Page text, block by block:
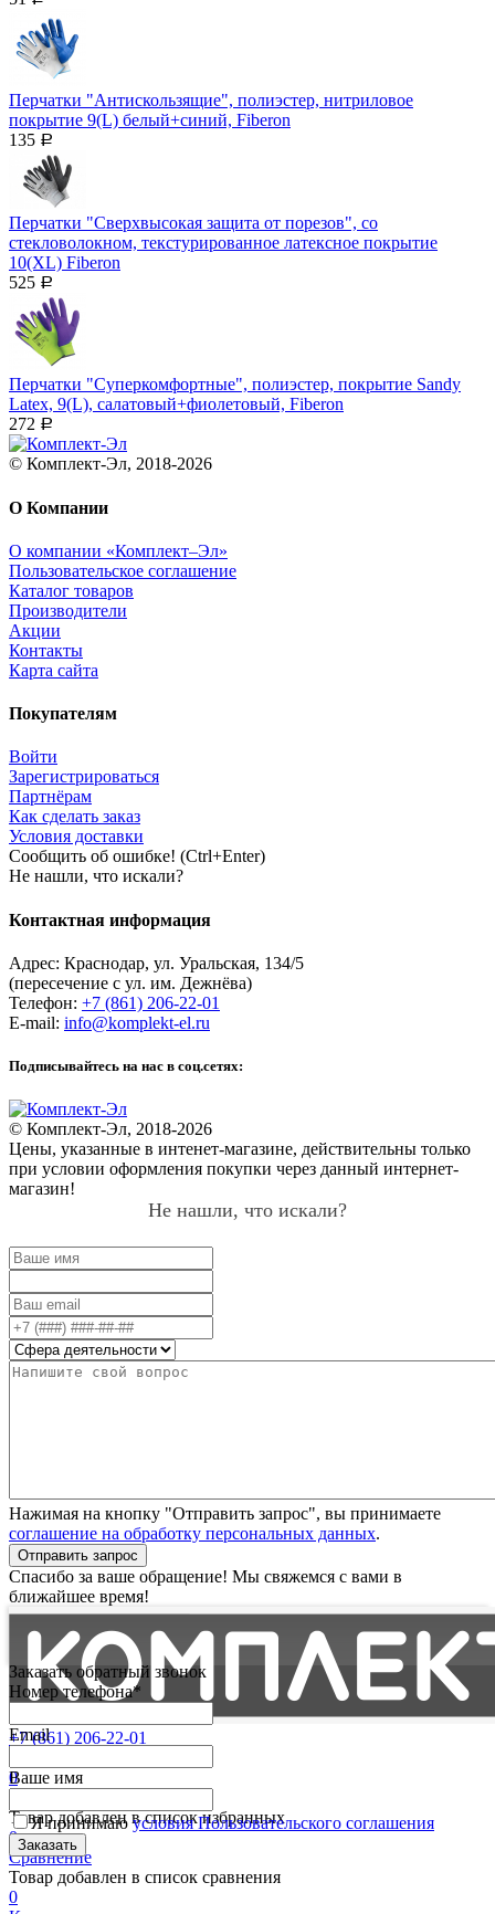
Перчатки "Антискользящие", полиэстер, нитриловое
покрытие 9(L) белый+синий, Fiberon
135 Р
Перчатки "Сверхвысокая защита от порезов", со
стекловолокном, текстурированное латексное покрытие
10(XL) Fiberon
525 Р
Перчатки "Суперкомфортные", полиэстер, покрытие Sandy
Latex, 9(L), салатовый+фиолетовый, Fiberon
272 Р
© Комплект-Эл, 2018-2026
О Компании
О компании «Комплект–Эл»
Пользовательское соглашение
Каталог товаров
Производители
Акции
Контакты
Карта сайта
Покупателям
Войти
Зарегистрироваться
Партнёрам
Как сделать заказ
Условия доставки
Сообщить об ошибке! (Ctrl+Enter)
Не нашли, что искали?
Контактная информация
Адрес: Краснодар, ул. Уральская, 134/5
(пересечение с ул. им. Дежнёва)
Телефон: +7 (861) 206-22-01
E-mail: info@komplekt-el.ru
Подписывайтесь на нас в соц.сетях:
© Комплект-Эл, 2018-2026
Цены, указанные в интенет-магазине, действительны только
при условии оформления покупки через данный интернет-
магазин!
Не нашли, что искали?
Нажимая на кнопку "Отправить запрос", вы принимаете
соглашение на обработку персональных данных.
Отправить запрос
Спасибо за ваше обращение! Мы свяжемся с вами в
ближайшее время!
+7 (861) 206-22-01
0
Товар добавлен в список избранных
0
Сравнение
Товар добавлен в список сравнения
0
Заказать обратный звонок
Номер телефона*
Email
Ваше имя
Я принимаюусловия Пользовательского соглашения